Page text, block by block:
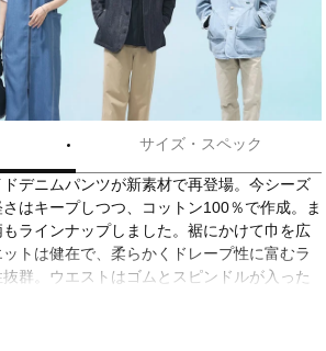
サイズ・スペック
デニムパンツが新素材で再登場。今シーズ
はキープしつつ、コットン100％で作成。ま
ラインナップしました。裾にかけて巾を広
トは健在で、柔らかくドレープ性に富むラ
群。ウエストはゴムとスピンドルが入った
可能になっています。カラーは好評だった